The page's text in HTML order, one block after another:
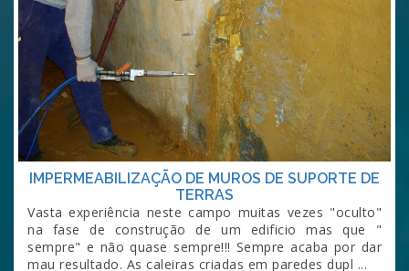
IMPERMEABILIZAÇÃO DE MUROS DE SUPORTE DE
TERRAS
Vasta experiência neste campo muitas vezes "oculto"
na fase de construção de um edificio mas que "
sempre" e não quase sempre!!! Sempre acaba por dar
mau resultado. As caleiras criadas em paredes dupl ...